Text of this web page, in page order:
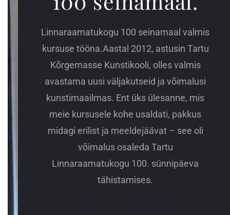
Linnaraamatukogu 100 seinamaal valmis
kursuse tööna.Aastal 2012, astusin Tartu
Kõrgemasse Kunstikooli, olles valmis
avastama uusi väljakutseid ja võimalusi
kunstimaailmas. Ent üks ülesanne, mis
meie kursusele kohe usaldati, pakkus
midagi erilist ja meeldejäävat – see oli
võimalus osaleda Tartu
Linnaraamatukogu 100. sünnipäeva
tähistamises.